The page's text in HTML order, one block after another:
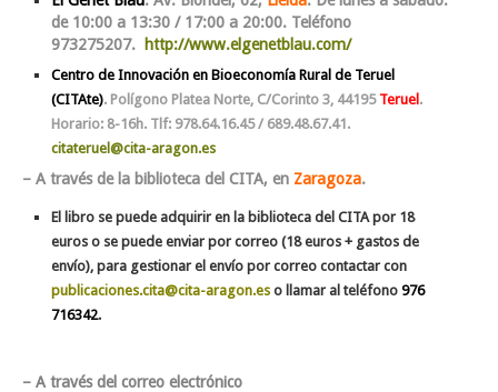
de 10:00 a 13:30 / 17:00 a 20:00. Teléfono
973275207.
http://www.elgenetblau.com/
Centro de Innovación en Bioeconomía Rural de Teruel
(CITAte). Polígono Platea Norte, C/Corinto 3, 44195 Teruel .
Horario: 8-16h. Tlf: 978.64.16.45 / 689.48.67.41.
citateruel@cita-aragon.es
– A través de la biblioteca del CITA, en Zaragoza.
El libro se puede adquirir en la biblioteca del CITA por 18
euros o se puede enviar por correo (18 euros + gastos de
envío), para gestionar el envío por correo contactar con
publicaciones.cita@cita-aragon.eso llamar al teléfono 976
716342.
– A través del correo electrónico